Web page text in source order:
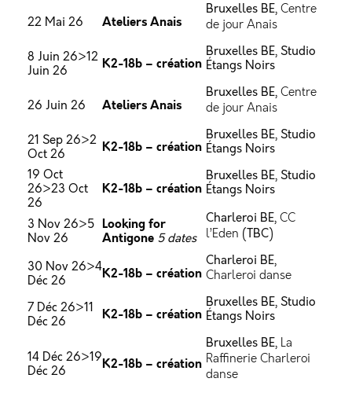
22 Mai 26 Ateliers Anais
Bruxelles BE, Centre
de jour Anais
8 Juin 26>12
Juin 26
K2-18b – création
Bruxelles BE, Studio
Étangs Noirs
26 Juin 26 Ateliers Anais
Bruxelles BE, Centre
de jour Anais
21 Sep 26>2
Oct 26
K2-18b – création
Bruxelles BE, Studio
Étangs Noirs
19 Oct
26>23 Oct
26
K2-18b – création
Bruxelles BE, Studio
Étangs Noirs
3 Nov 26>5
Nov 26
Looking for
Antigone 5 dates
Charleroi BE, CC
l’Eden (TBC)
30 Nov 26>4
Déc 26
K2-18b – création
Charleroi BE,
Charleroi danse
7 Déc 26>11
Déc 26
K2-18b – création
Bruxelles BE, Studio
Étangs Noirs
14 Déc 26>19
Déc 26
K2-18b – création
Bruxelles BE, La
Raffinerie Charleroi
danse